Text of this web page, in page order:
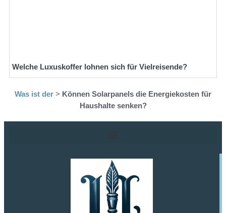
Welche Luxuskoffer lohnen sich für Vielreisende?
Was ist der > Können Solarpanels die Energiekosten für
Haushalte senken?